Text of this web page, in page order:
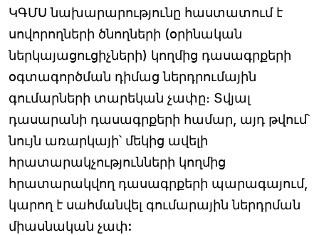
ԿԳՄՍ նախարարությունը հաստատում է
սովորողների ծնողների (օրինական
ներկայացուցիչների) կողմից դասագրքերի
օգտագործման դիմաց ներդրումային
գումարների տարեկան չափը։ Տվյալ
դասարանի դասագրքերի համար, այդ թվում՝
նույն առարկայի՝ մեկից ավելի
հրատարակչությունների կողմից
հրատարակվող դասագրքերի պարագայում,
կարող է սահմանվել գումարային ներդրման
միասնական չափ: